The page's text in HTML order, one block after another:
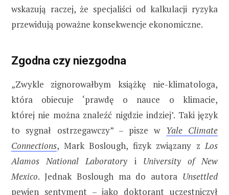
wskazują raczej, że specjaliści od kalkulacji ryzyka
przewidują poważne konsekwencje ekonomiczne.
Zgodna czy niezgodna
„Zwykle zignorowałbym książkę nie-klimatologa,
która obiecuje ‘prawdę o nauce o klimacie,
której nie można znaleźć nigdzie indziej’. Taki język
to sygnał ostrzegawczy” – pisze w Yale Climate
Connections, Mark Boslough, fizyk związany z Los
Alamos National Laboratory i University of New
Mexico. Jednak Boslough ma do autora Unsettled
pewien sentyment – jako doktorant uczestniczył